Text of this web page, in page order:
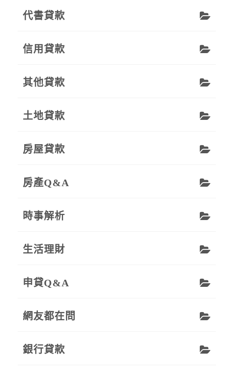
代書貸款
信用貸款
其他貸款
土地貸款
房屋貸款
房產Q&A
時事解析
生活理財
申貸Q&A
網友都在問
銀行貸款